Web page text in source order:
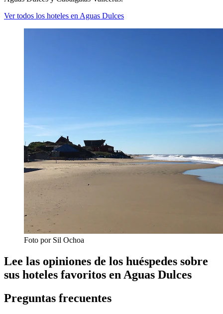
Ver todos los hoteles en Aguas Dulces
Foto por Sil Ochoa
Lee las opiniones de los huéspedes sobre
sus hoteles favoritos en Aguas Dulces
Preguntas frecuentes